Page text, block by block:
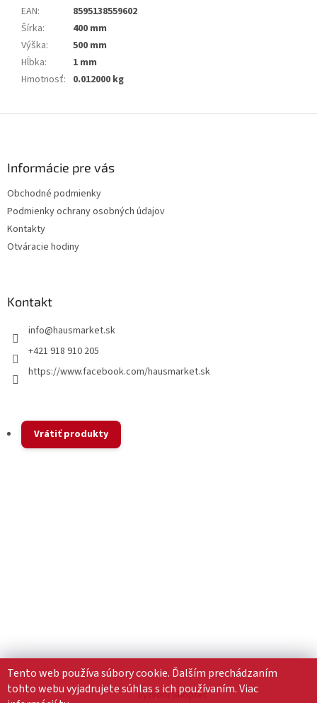
Tento web používa súbory cookie. Ďalším prechádzaním
tohto webu vyjadrujete súhlas s ich používaním. Viac
EAN:
8595138559602
Šírka:
400 mm
Výška:
500 mm
Hĺbka:
1 mm
Hmotnosť: 0.012000 kg
Informácie pre vás
Obchodné podmienky
Podmienky ochrany osobných údajov
Kontakty
Otváracie hodiny
Kontakt
info@hausmarket.sk
+421 918 910 205
https://www.facebook.com/hausmarket.sk
Vrátiť produkty
Vytvoril Shoptet